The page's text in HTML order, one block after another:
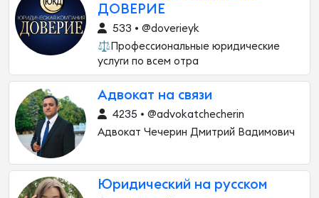
ДОВЕРИЕ
533 • @doverieyk
⚖️Профессиональные юридические
услуги по всем отра
Адвокат на связи
4235 • @advokatchecherin
Адвокат Чечерин Дмитрий Вадимович
Юридический на русском